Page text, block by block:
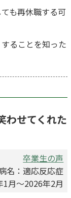
も再休職する可
ることを知った
わせてくれた
卒業生の声
名：適応反応症
月～2026年2月